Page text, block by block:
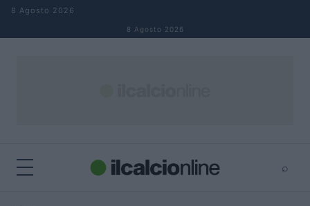
Salta al contenuto
8 Agosto 2026
8 Agosto 2026
⌕